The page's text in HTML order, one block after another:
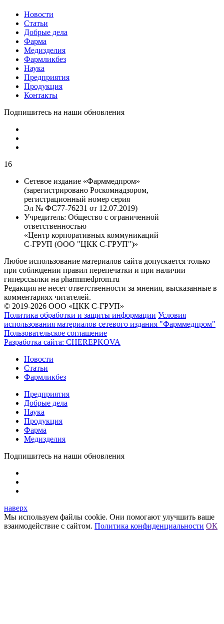
Новости
Статьи
Добрые дела
Фарма
Медизделия
Фармликбез
Наука
Предприятия
Продукция
Контакты
Подпишитесь на наши обновления
16
Сетевое издание «Фарммедпром»
(зарегистрировано Роскомнадзором,
регистрационный номер серия
Эл № ФС77-76231 от 12.07.2019)
Учредитель: Общество с ограниченной
ответственностью
«Центр корпоративных коммуникаций
С-ГРУП (ООО "ЦКК С-ГРУП")»
Любое использование материалов сайта допускается только
при соблюдении правил перепечатки и при наличии
гиперссылки на pharmmedprom.ru
Редакция не несет ответственности за мнения, высказанные в
комментариях читателей.
© 2019-2026 ООО «ЦКК С-ГРУП»
Политика обработки и защиты информации Условия
использования материалов сетевого издания "Фарммедпром"
Пользовательское соглашение
Разработка сайта: CHEREPKOVA
Новости
Статьи
Фармликбез
Предприятия
Добрые дела
Наука
Продукция
Фарма
Медизделия
Подпишитесь на наши обновления
наверх
Мы используем файлы cookie. Они помогают улучшить ваше
взаимодействие с сайтом. Политика конфиденциальности ОК